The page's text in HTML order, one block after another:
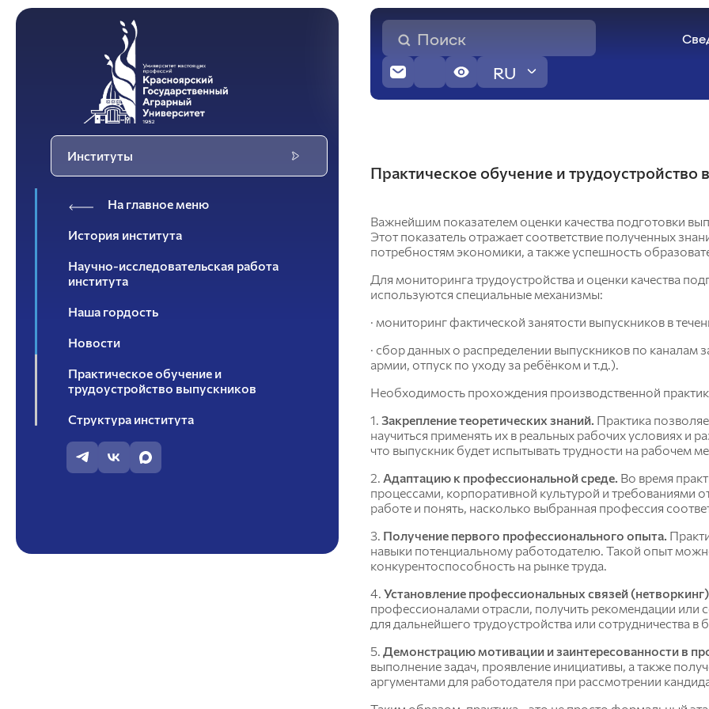
Институты
Общего земледелия и защиты растений
Растениеводства, селекции и
Ландшафтной архитектуры и ботаники
Экологии и природопользования
Иностранные языки и профессиональные
коммуникации
Прикладной биотехнологии и
ветеринарной медицины
Анатомии, патологической анатомии и
хирургии
Зоотехнии и технологии переработки
продуктов животноводства
Разведение, генетика, биология и водные
биоресурсы
Внутренних незаразных болезней,
акушерства и физиологии
сельскохозяйственных животных
Эпизоотологии, микробиологии,
паразитологии и ветеринарно-санитарной
экспертизы
Экономики и управления АПК
Организация и экономика
сельскохозяйственного производства
Управление социально-экономическими
системами
Информационные технологии и
На главное меню
История института
Научно-исследовательская работа
института
Наша гордость
Новости
Практическое обучение и
трудоустройство выпускников
Структура института
Студенту
Документы
Руководство
Педагогический состав
RU
Практическое обучение и трудоустройство
Важнейшим показателем оценки качества подготовки
Этот показатель отражает соответствие полученных
потребностям экономики, а также успешность
Для мониторинга трудоустройства и оценки качества
используются специальные механизмы:
· мониторинг фактической занятости выпускников в
· сбор данных о распределении выпускников по
армии, отпуск по уходу за ребёнком и т.д.).
Необходимость прохождения производственной
1. Закрепление теоретических знаний. Практика
научиться применять их в реальных рабочих условиях и
что выпускник будет испытывать трудности на рабочем
2. Адаптацию к профессиональной среде. Во время
процессами, корпоративной культурой и требованиями
работе и понять, насколько выбранная профессия
3. Получение первого профессионального опыта.
навыки потенциальному работодателю. Такой опыт
конкурентоспособность на рынке труда.
4. Установление профессиональных связей
профессионалами отрасли, получить рекомендации или
для дальнейшего трудоустройства или сотрудничества в
5. Демонстрацию мотивации и заинтересованности в
выполнение задач, проявление инициативы, а также
аргументами для работодателя при рассмотрении